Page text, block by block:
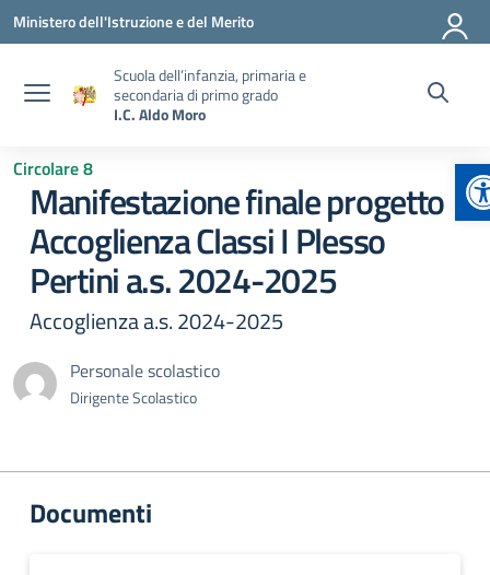
Vai ai contenuti
Vai al menu di navigazione
Vai al footer
Ministero dell'Istruzione e del Merito
Scuola dell’infanzia, primaria e
secondaria di primo grado
I.C. Aldo Moro
Circolare 8
Manifestazione finale progetto
Accoglienza Classi I Plesso
Pertini a.s. 2024-2025
Accoglienza a.s. 2024-2025
Personale scolastico
Dirigente Scolastico
Documenti